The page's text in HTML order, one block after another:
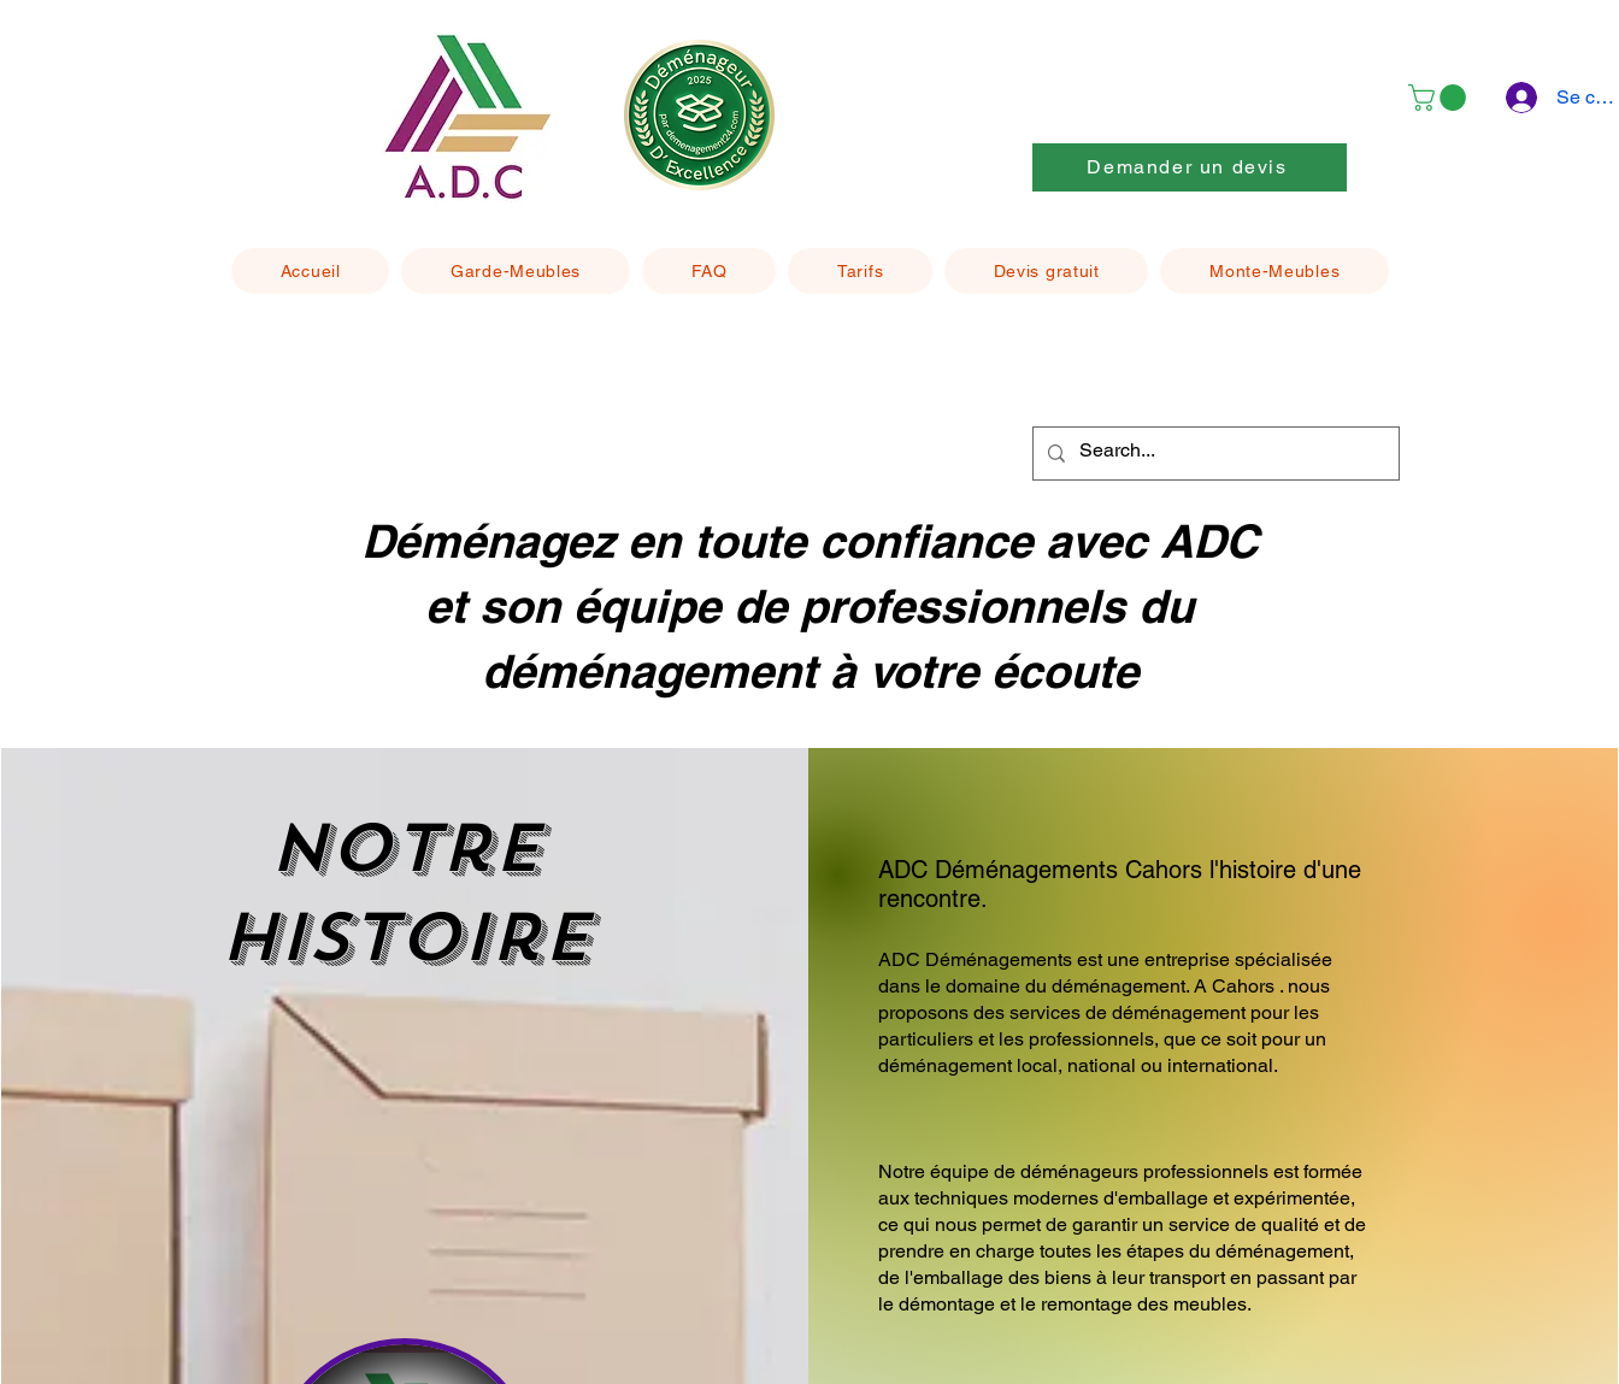
Se
Demander un devis
Accueil Garde-Meubles FAQ Tarifs Devis gratuit Monte-Meubles
Déménagez en toute confiance avec ADC
et son équipe de professionnels du
déménagement à votre écoute
Notre
histoire
ADC Déménagements Cahors l'histoire d'une
rencontre.
ADC Déménagements est une entreprise spécialisée
dans le domaine du déménagement. A Cahors . nous
proposons des services de déménagement pour les
particuliers et les professionnels, que ce soit pour un
déménagement local, national ou international.
Notre équipe de déménageurs professionnels est formée
aux techniques modernes d'emballage et expérimentée,
ce qui nous permet de garantir un service de qualité et de
prendre en charge toutes les étapes du déménagement,
de l'emballage des biens à leur transport en passant par
le démontage et le remontage des meubles.